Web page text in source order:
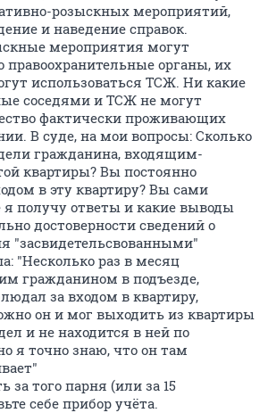
розыскных мероприятий,
и наведение справок.
мероприятия могут
правоохранительные органы, их
использоваться ТСЖ. Ни какие
соседями и ТСЖ не могут
фактически проживающих
В суде, на мои вопросы: Сколько
гражданина, входящим-
квартиры? Вы постоянно
в эту квартиру? Вы сами
я получу ответы и какие выводы
достоверности сведений о
"засвидетельсвованными"
"Несколько раз в месяц
гражданином в подъезде,
за входом в квартиру,
он и мог выходить из квартиры
и не находится в ней по
я точно знаю, что он там
за того парня (или за 15
себе прибор учёта.